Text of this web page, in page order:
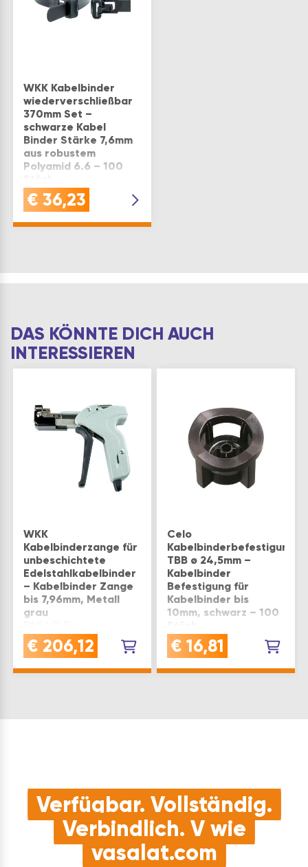
WKK Kabelbinder
wiederverschließbar
370mm Set –
schwarze Kabel
Binder Stärke 7,6mm
aus robustem
Polyamid 6.6 – 100
Auswahl: 7,6x370
€ 36,23
DAS KÖNNTE DICH AUCH
INTERESSIEREN
WKK
Kabelbinderzange für
unbeschichtete
Edelstahlkabelbinder
– Kabelbinder Zange
bis 7,96mm, Metall
grau
HANDHABUNG: erlaubt
das Festziehen und
unbeschichteten
€ 206,12
Celo
Kabelbinderbefestigung
TBB ø 24,5mm –
Kabelbinder
Befestigung für
Kabelbinder bis
10mm, schwarz – 100
EFFZIENT: diese
Kabelbinderbefestiger
und einfache Methode
€ 16,81
Verfügbar. Vollständig.
Verbindlich. V wie
vasalat.com